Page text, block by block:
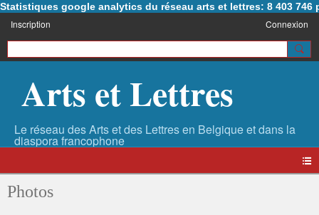
Statistiques google analytics du réseau arts et lettres: 8 403 746
Inscription Connexion
Arts et Lettres
Photos